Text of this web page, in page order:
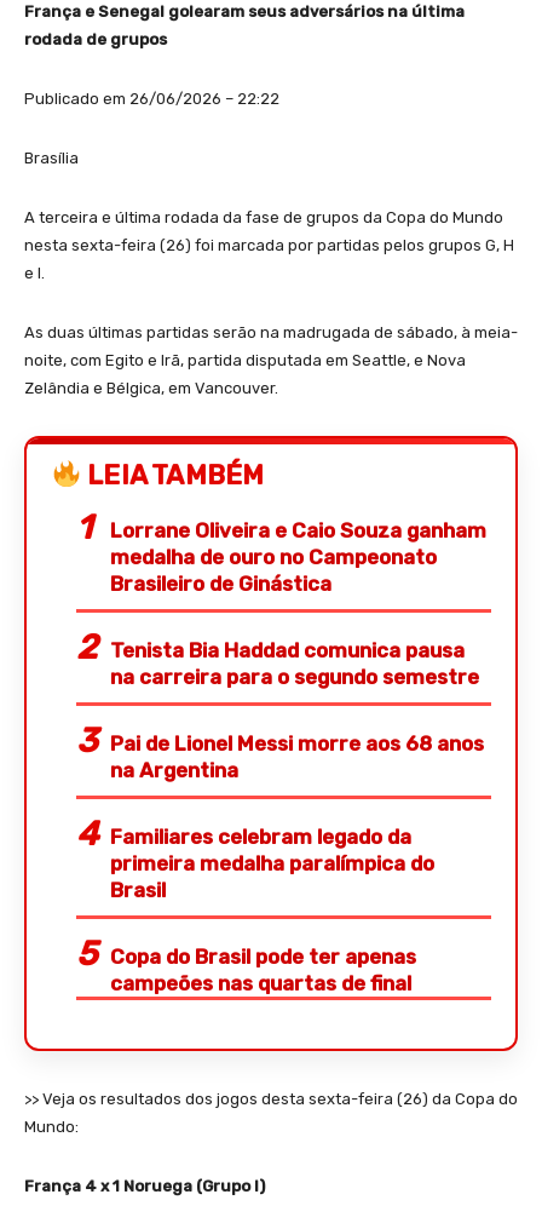
França e Senegal golearam seus adversários na última
rodada de grupos
Publicado em 26/06/2026 – 22:22
Brasília
A terceira e última rodada da fase de grupos da Copa do Mundo
nesta sexta-feira (26) foi marcada por partidas pelos grupos G, H
e I.
As duas últimas partidas serão na madrugada de sábado, à meia-
noite, com Egito e Irã, partida disputada em Seattle, e Nova
Zelândia e Bélgica, em Vancouver.
LEIA TAMBÉM
Lorrane Oliveira e Caio Souza ganham
medalha de ouro no Campeonato
Brasileiro de Ginástica
Tenista Bia Haddad comunica pausa
na carreira para o segundo semestre
Pai de Lionel Messi morre aos 68 anos
na Argentina
Familiares celebram legado da
primeira medalha paralímpica do
Brasil
Copa do Brasil pode ter apenas
campeões nas quartas de final
>> Veja os resultados dos jogos desta sexta-feira (26) da Copa do
Mundo:
França 4 x 1 Noruega (Grupo I)